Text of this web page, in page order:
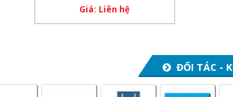
Giá: Liên hệ
ĐỐI TÁC -